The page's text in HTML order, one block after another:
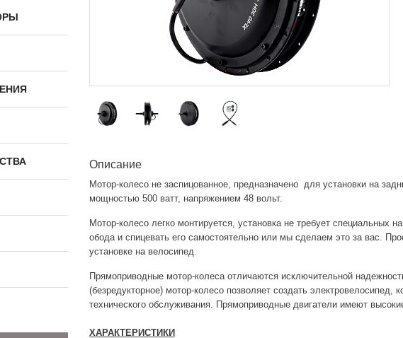
Описание
Мотор-колесо не заспицованное, предназначено для установки на
мощностью 500 ватт, напряжением 48 вольт.
Мотор-колесо легко монтируется, установка не требует специальных
обода и спицевать его самостоятельно или мы сделаем это за вас.
установке на велосипед.
Прямоприводные мотор-колеса отличаются исключительной
(безредукторное) мотор-колесо позволяет создать электровелосипед,
технического обслуживания. Прямоприводные двигатели имеют
ХАРАКТЕРИСТИКИ